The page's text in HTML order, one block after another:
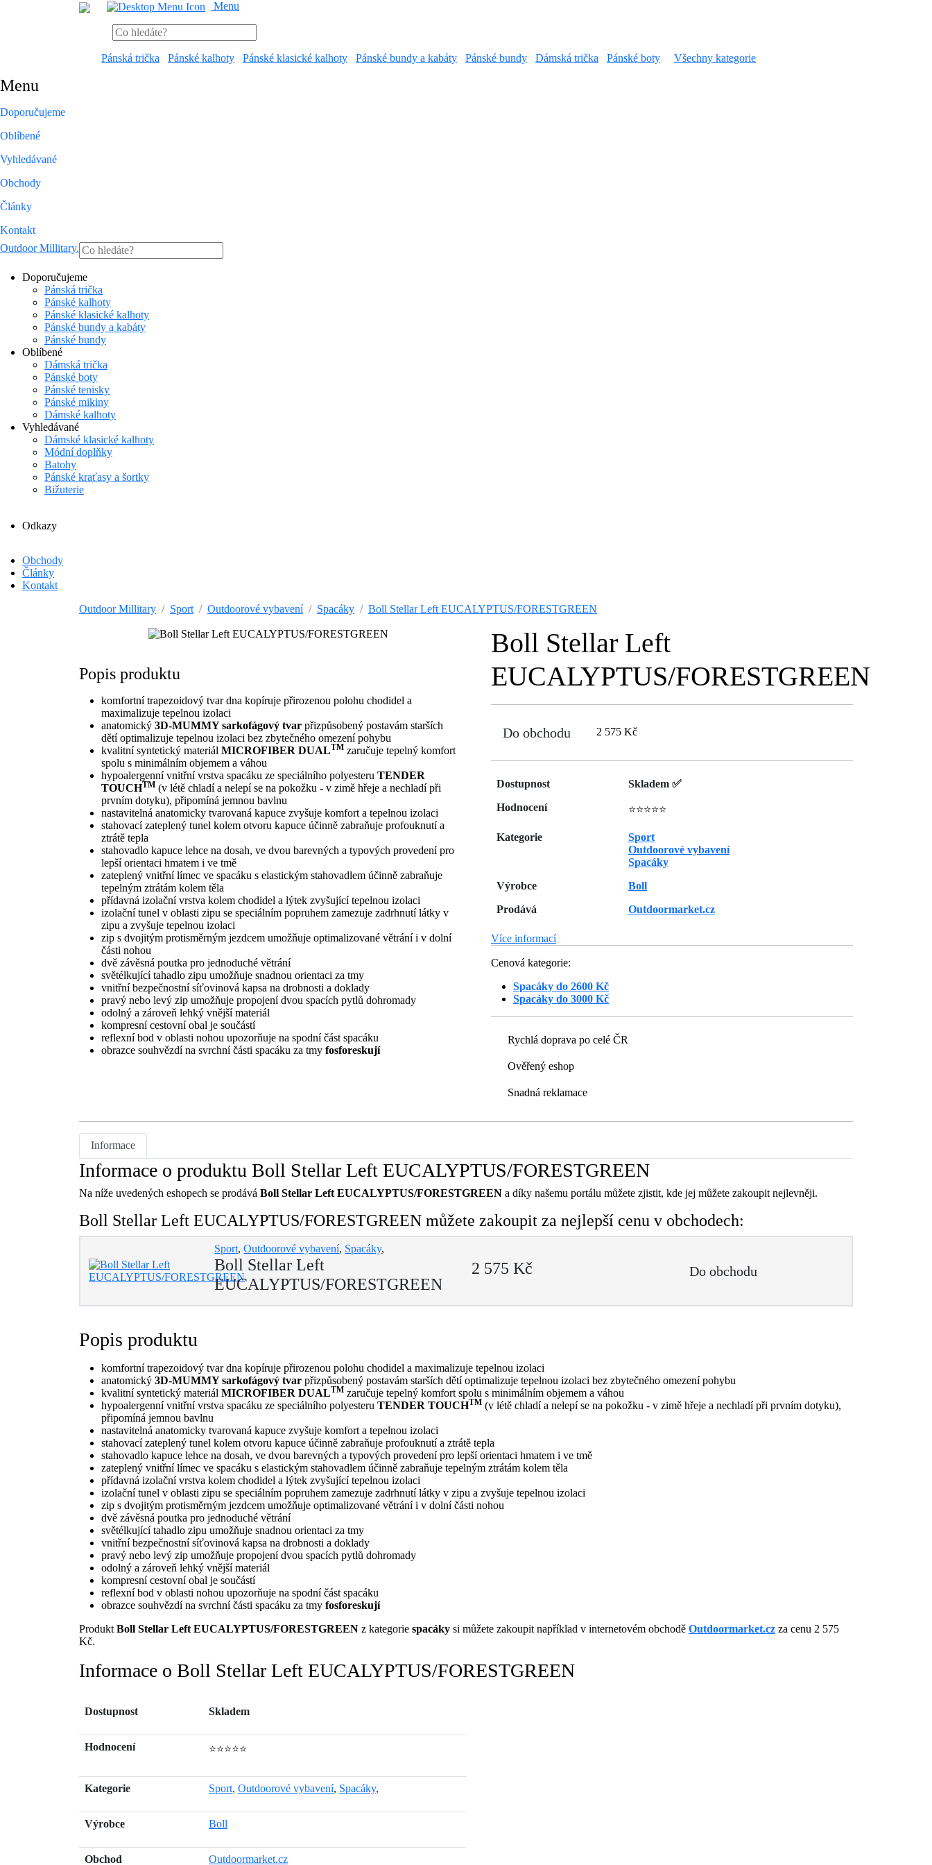
Menu
Pánská trička Pánské kalhoty Pánské klasické kalhoty Pánské bundy a kabáty Pánské bundy Dámská trička Pánské boty Všechny kategorie
Menu
Doporučujeme
Oblíbené
Vyhledávané
Obchody
Články
Kontakt
Outdoor Millitary.
Doporučujeme
Pánská trička
Pánské kalhoty
Pánské klasické kalhoty
Pánské bundy a kabáty
Pánské bundy
Oblíbené
Dámská trička
Pánské boty
Pánské tenisky
Pánské mikiny
Dámské kalhoty
Vyhledávané
Dámské klasické kalhoty
Módní doplňky
Batohy
Pánské kraťasy a šortky
Bižuterie
Odkazy
Obchody
Články
Kontakt
Outdoor Millitary
Sport Outdoorové vybavení Spacáky Boll Stellar Left EUCALYPTUS/FORESTGREEN
Popis produktu
komfortní trapezoidový tvar dna kopíruje přirozenou polohu chodidel a
maximalizuje tepelnou izolaci
anatomický 3D-MUMMY sarkofágový tvar přizpůsobený postavám starších
dětí optimalizuje tepelnou izolaci bez zbytečného omezení pohybu
kvalitní syntetický materiál MICROFIBER DUALTM zaručuje tepelný komfort
spolu s minimálním objemem a váhou
hypoalergenní vnitřní vrstva spacáku ze speciálního polyesteru TENDER
TOUCHTM (v létě chladí a nelepí se na pokožku - v zimě hřeje a nechladí při
prvním dotyku), připomíná jemnou bavlnu
nastavitelná anatomicky tvarovaná kapuce zvyšuje komfort a tepelnou izolaci
stahovací zateplený tunel kolem otvoru kapuce účinně zabraňuje profouknutí a
ztrátě tepla
stahovadlo kapuce lehce na dosah, ve dvou barevných a typových provedení pro
lepší orientaci hmatem i ve tmě
zateplený vnitřní límec ve spacáku s elastickým stahovadlem účinně zabraňuje
tepelným ztrátám kolem těla
přídavná izolační vrstva kolem chodidel a lýtek zvyšující tepelnou izolaci
izolační tunel v oblasti zipu se speciálním popruhem zamezuje zadrhnutí látky v
zipu a zvyšuje tepelnou izolaci
zip s dvojitým protisměrným jezdcem umožňuje optimalizované větrání i v dolní
části nohou
dvě závěsná poutka pro jednoduché větrání
světélkující tahadlo zipu umožňuje snadnou orientaci za tmy
vnitřní bezpečnostní síťovinová kapsa na drobnosti a doklady
pravý nebo levý zip umožňuje propojení dvou spacích pytlů dohromady
odolný a zároveň lehký vnější materiál
kompresní cestovní obal je součástí
reflexní bod v oblasti nohou upozorňuje na spodní část spacáku
obrazce souhvězdí na svrchní části spacáku za tmy fosforeskují
Boll Stellar Left
EUCALYPTUS/FORESTGREEN
Do obchodu 2 575 Kč
Dostupnost
Skladem ✅
Hodnocení
⭐⭐⭐⭐⭐
Kategorie
Sport
Outdoorové vybavení
Spacáky
Výrobce
Boll
Prodává
Outdoormarket.cz
Více informací
Cenová kategorie:
Spacáky do 2600 Kč
Spacáky do 3000 Kč
Rychlá doprava po celé ČR
Ověřený eshop
Snadná reklamace
Informace
Informace o produktu Boll Stellar Left EUCALYPTUS/FORESTGREEN
Na níže uvedených eshopech se prodává Boll Stellar Left EUCALYPTUS/FORESTGREEN a díky našemu portálu můžete zjistit, kde jej můžete zakoupit nejlevněji.
Boll Stellar Left EUCALYPTUS/FORESTGREEN můžete zakoupit za nejlepší cenu v obchodech:
Sport,Outdoorové vybavení, Spacáky,
Boll Stellar Left
EUCALYPTUS/FORESTGREEN
2 575 Kč Do obchodu
Popis produktu
komfortní trapezoidový tvar dna kopíruje přirozenou polohu chodidel a maximalizuje tepelnou izolaci
anatomický 3D-MUMMY sarkofágový tvar přizpůsobený postavám starších dětí optimalizuje tepelnou izolaci bez zbytečného omezení pohybu
kvalitní syntetický materiál MICROFIBER DUALTM zaručuje tepelný komfort spolu s minimálním objemem a váhou
hypoalergenní vnitřní vrstva spacáku ze speciálního polyesteru TENDER TOUCHTM (v létě chladí a nelepí se na pokožku - v zimě hřeje a nechladí při prvním dotyku),
připomíná jemnou bavlnu
nastavitelná anatomicky tvarovaná kapuce zvyšuje komfort a tepelnou izolaci
stahovací zateplený tunel kolem otvoru kapuce účinně zabraňuje profouknutí a ztrátě tepla
stahovadlo kapuce lehce na dosah, ve dvou barevných a typových provedení pro lepší orientaci hmatem i ve tmě
zateplený vnitřní límec ve spacáku s elastickým stahovadlem účinně zabraňuje tepelným ztrátám kolem těla
přídavná izolační vrstva kolem chodidel a lýtek zvyšující tepelnou izolaci
izolační tunel v oblasti zipu se speciálním popruhem zamezuje zadrhnutí látky v zipu a zvyšuje tepelnou izolaci
zip s dvojitým protisměrným jezdcem umožňuje optimalizované větrání i v dolní části nohou
dvě závěsná poutka pro jednoduché větrání
světélkující tahadlo zipu umožňuje snadnou orientaci za tmy
vnitřní bezpečnostní síťovinová kapsa na drobnosti a doklady
pravý nebo levý zip umožňuje propojení dvou spacích pytlů dohromady
odolný a zároveň lehký vnější materiál
kompresní cestovní obal je součástí
reflexní bod v oblasti nohou upozorňuje na spodní část spacáku
obrazce souhvězdí na svrchní části spacáku za tmy fosforeskují
Produkt Boll Stellar Left EUCALYPTUS/FORESTGREEN z kategorie spacáky si můžete zakoupit například v internetovém obchodě Outdoormarket.cz za cenu 2 575
Kč.
Informace o Boll Stellar Left EUCALYPTUS/FORESTGREEN
Dostupnost Skladem
Hodnocení ⭐⭐⭐⭐⭐
Kategorie Sport, Outdoorové vybavení, Spacáky,
Výrobce Boll
Obchod Outdoormarket.cz